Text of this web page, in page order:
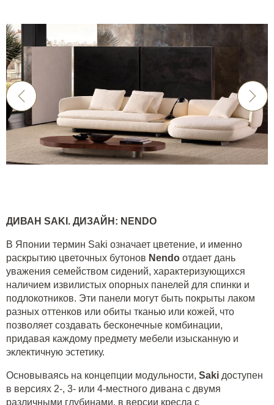
ДИВАН SAKI . ДИЗАЙН: NENDO
В Японии термин Saki означает цветение, и именно
раскрытию цветочных бутонов Nendo отдает дань
уважения семейством сидений, характеризующихся
наличием извилистых опорных панелей для спинки и
подлокотников. Эти панели могут быть покрыты лаком
разных оттенков или обиты тканью или кожей, что
позволяет создавать бесконечные комбинации,
придавая каждому предмету мебели изысканную и
эклектичную эстетику.
Основываясь на концепции модульности, Saki доступен
в версиях 2-, 3- или 4-местного дивана с двумя
различными глубинами, в версии кресла с